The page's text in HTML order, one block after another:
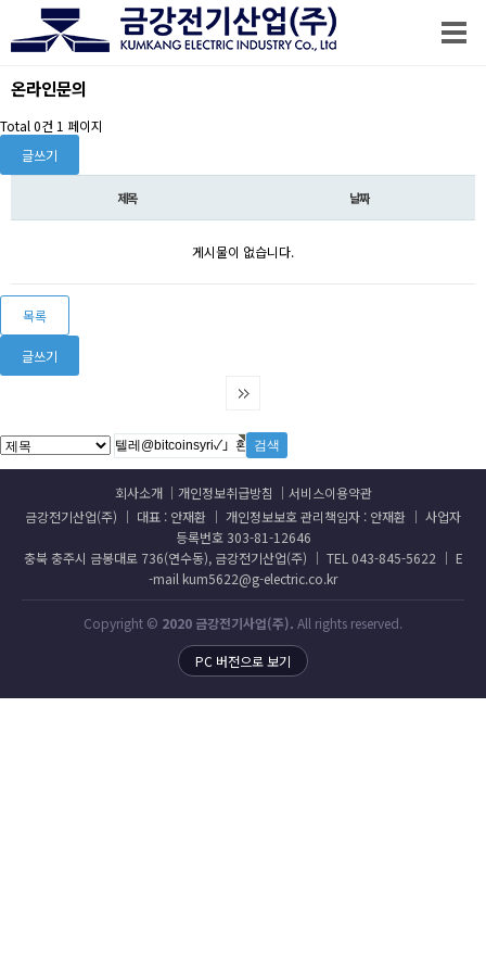
온라인문의
Total 0건 1 페이지
글쓰기
제목 날짜
게시물이 없습니다.
목록
글쓰기
회사소개 개인정보취급방침
서비스이용약관
금강전기산업(주) │ 대표 : 안재환 │ 개인정보보호 관리책임자 : 안재환 │ 사업자
등록번호 303-81-12646
충북 충주시 금봉대로 736(연수동), 금강전기산업(주) │ TEL 043-845-5622 │ E
-mail kum5622@g-electric.co.kr
Copyright © 2020 금강전기사업(주). All rights reserved.
PC 버전으로 보기